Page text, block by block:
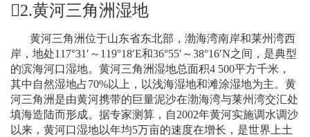
2.黄河三角洲湿地
黄河三角洲位于山东省东北部，渤海湾南岸和莱州湾西
岸，地处117°31′ ～ 119°18′E和36°55′ ～38°16′N之间，是典型
的滨海河口湿地。黄河三角洲湿地总面积4 500平方千米，
其中自然湿地占70%以上，以浅海湿地和滩涂湿地为主。黄
河三角洲是由黄河携带的巨量泥沙在渤海湾与莱州湾交汇处
填海造陆而形成。据专家测算，自2002年黄河实施调水调沙
以来，黄河口湿地以年均5万亩的速度在增长，是世界上土